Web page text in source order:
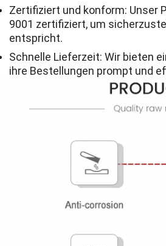
Zertifiziert und konform: Unser
9001 zertifiziert, um
entspricht.
Schnelle Lieferzeit: Wir bieten
ihre Bestellungen prompt und